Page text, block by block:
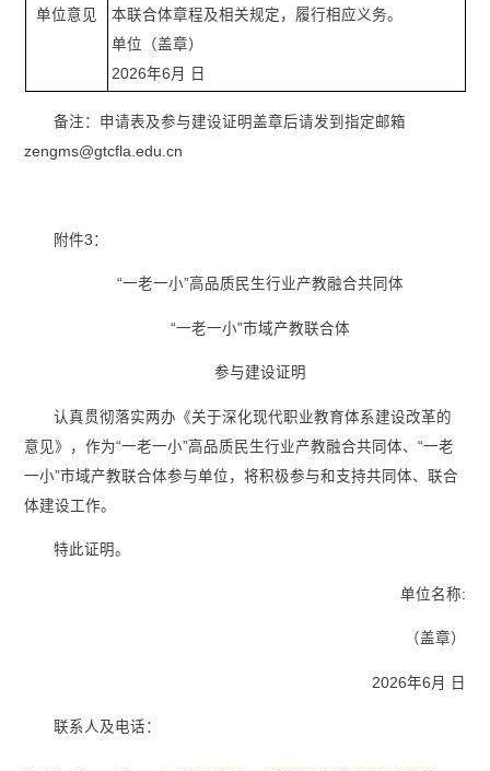
单位意见
本联合体章程及相关规定，履行相应义务。
单位（盖章）
2026年6月 日
备注：申请表及参与建设证明盖章后请发到指定邮箱
zengms@gtcfla.edu.cn
附件3：
“一老一小”高品质民生行业产教融合共同体
“一老一小”市域产教联合体
参与建设证明
认真贯彻落实两办《关于深化现代职业教育体系建设改革的
意见》，作为“一老一小”高品质民生行业产教融合共同体、“一老
一小”市域产教联合体参与单位，将积极参与和支持共同体、联合
体建设工作。
特此证明。
单位名称:
（盖章）
2026年6月 日
联系人及电话：